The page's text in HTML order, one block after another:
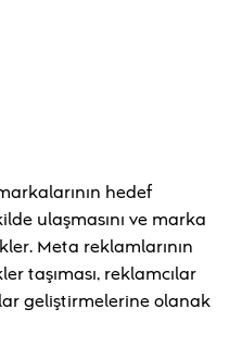
hedef
ulaşmasını ve marka
Meta reklamlarının
taşıması, reklamcılar
geliştirmelerine olanak